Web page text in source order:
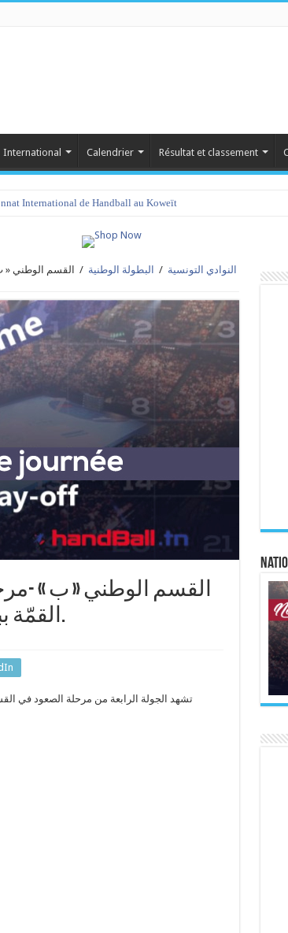
International Calendrier Résultat et classement
International de Handball au Koweït
النوادي التونسية / البطولة الوطنية /
القسم الوطني «
القسم الوطني « ب » -
القمّة ببن الشيحية الرياضية و منزل حرّ.